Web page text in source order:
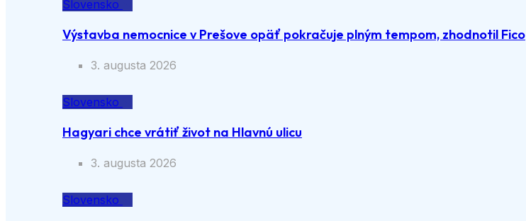
Slovensko
Výstavba nemocnice v Prešove opäť pokračuje plným tempom, zhodnotil Fico
3. augusta 2026
Slovensko
Hagyari chce vrátiť život na Hlavnú ulicu
3. augusta 2026
Slovensko